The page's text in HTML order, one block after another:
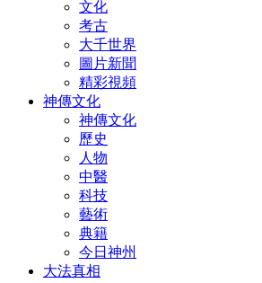
文化
考古
大千世界
圖片新聞
精彩視頻
神傳文化
神傳文化
歷史
人物
中醫
科技
藝術
典籍
今日神州
大法真相